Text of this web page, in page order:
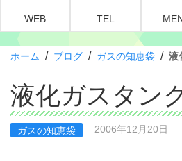
WEB TEL
ホーム / ブログ / ガスの知恵袋 / 液
液化ガスタン
ガスの知恵袋 2006年12月20日